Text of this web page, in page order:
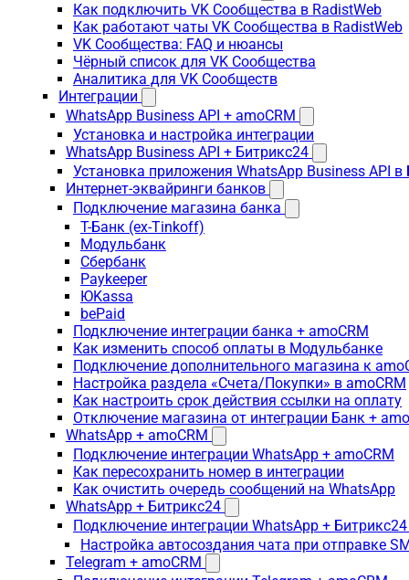
Как подключить VK Сообщества в RadistWeb
Как работают чаты VK Сообщества в RadistWeb
VK Сообщества: FAQ и нюансы
Чёрный список для VK Сообщества
Аналитика для VK Сообществ
Интеграции
WhatsApp Business API + amoCRM
Установка и настройка интеграции
WhatsApp Business API + Битрикс24
Установка приложения WhatsApp Business API
Интернет-эквайринги банков
Подключение магазина банка
Т-Банк (ex-Tinkoff)
Модульбанк
Сбербанк
Paykeeper
ЮKassa
bePaid
Подключение интеграции банка + amoCRM
Как изменить способ оплаты в Модульбанке
Подключение дополнительного магазина к
Настройка раздела «Счета/Покупки» в amoCRM
Как настроить срок действия ссылки на оплату
Отключение магазина от интеграции Банк +
WhatsApp + amoCRM
Подключение интеграции WhatsApp + amoCRM
Как пересохранить номер в интеграции
Как очистить очередь сообщений на WhatsApp
WhatsApp + Битрикс24
Подключение интеграции WhatsApp + Битрикс24
Настройка автосоздания чата при отправке
Telegram + amoCRM